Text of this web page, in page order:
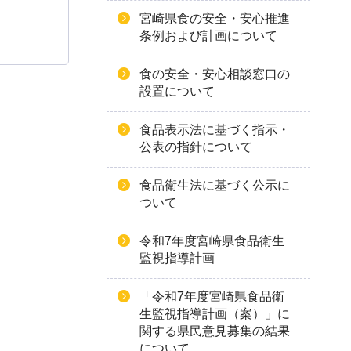
宮崎県食の安全・安心推進
条例および計画について
食の安全・安心相談窓口の
設置について
食品表示法に基づく指示・
公表の指針について
食品衛生法に基づく公示に
ついて
令和7年度宮崎県食品衛生
監視指導計画
「令和7年度宮崎県食品衛
生監視指導計画（案）」に
関する県民意見募集の結果
について